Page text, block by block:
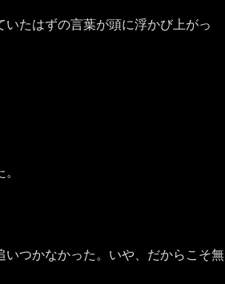
たはずの言葉が頭に浮かび上がっ
つかなかった。いや、だからこそ無